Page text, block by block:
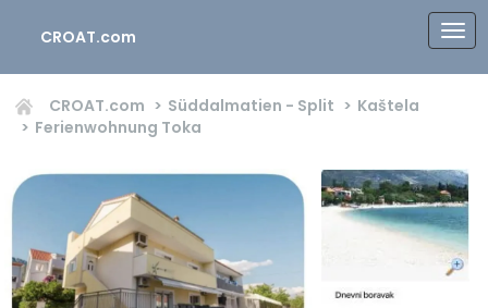
CROAT.com
CROAT.com Süddalmatien - Split
Kaštela
Ferienwohnung Toka